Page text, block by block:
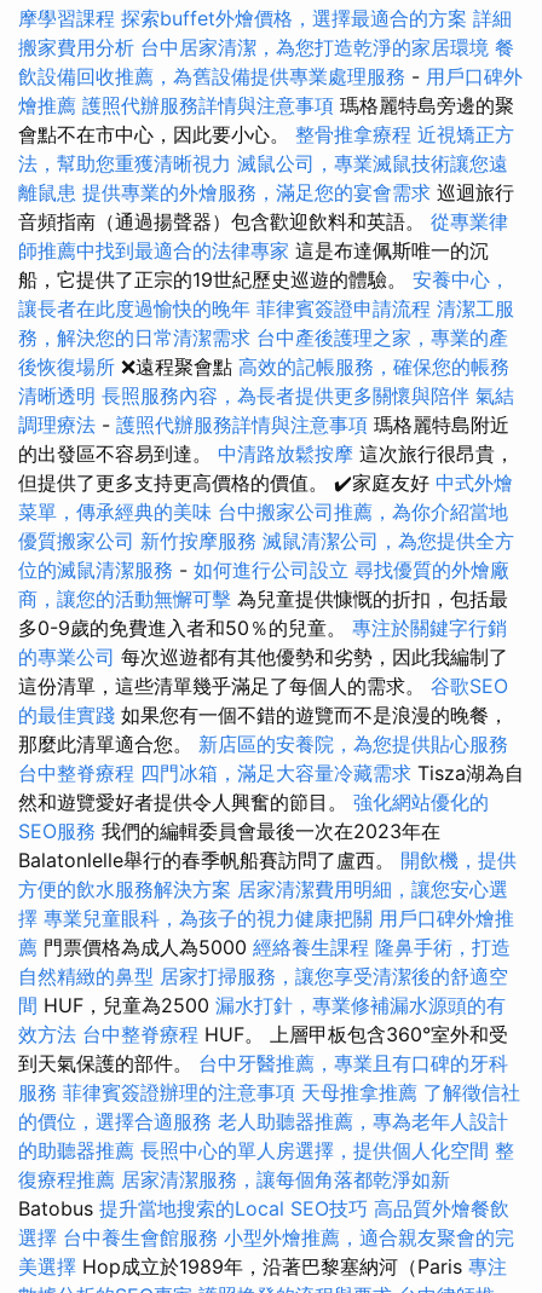
摩學習課程 探索buffet外燴價格，選擇最適合的方案 詳細
搬家費用分析 台中居家清潔，為您打造乾淨的家居環境 餐
飲設備回收推薦，為舊設備提供專業處理服務 - 用戶口碑外
燴推薦 護照代辦服務詳情與注意事項 瑪格麗特島旁邊的聚
會點不在市中心，因此要小心。 整骨推拿療程 近視矯正方
法，幫助您重獲清晰視力 滅鼠公司，專業滅鼠技術讓您遠
離鼠患 提供專業的外燴服務，滿足您的宴會需求 巡迴旅行
音頻指南（通過揚聲器）包含歡迎飲料和英語。 從專業律
師推薦中找到最適合的法律專家 這是布達佩斯唯一的沉
船，它提供了正宗的19世紀歷史巡遊的體驗。 安養中心，
讓長者在此度過愉快的晚年 菲律賓簽證申請流程 清潔工服
務，解決您的日常清潔需求 台中產後護理之家，專業的產
後恢復場所 ❌遠程聚會點 高效的記帳服務，確保您的帳務
清晰透明 長照服務內容，為長者提供更多關懷與陪伴 氣結
調理療法 - 護照代辦服務詳情與注意事項 瑪格麗特島附近
的出發區不容易到達。 中清路放鬆按摩 這次旅行很昂貴，
但提供了更多支持更高價格的價值。 ✔️家庭友好 中式外燴
菜單，傳承經典的美味 台中搬家公司推薦，為你介紹當地
優質搬家公司 新竹按摩服務 滅鼠清潔公司，為您提供全方
位的滅鼠清潔服務 - 如何進行公司設立 尋找優質的外燴廠
商，讓您的活動無懈可擊 為兒童提供慷慨的折扣，包括最
多0-9歲的免費進入者和50％的兒童。 專注於關鍵字行銷
的專業公司 每次巡遊都有其他優勢和劣勢，因此我編制了
這份清單，這些清單幾乎滿足了每個人的需求。 谷歌SEO
的最佳實踐 如果您有一個不錯的遊覽而不是浪漫的晚餐，
那麼此清單適合您。 新店區的安養院，為您提供貼心服務
台中整脊療程 四門冰箱，滿足大容量冷藏需求 Tisza湖為自
然和遊覽愛好者提供令人興奮的節目。 強化網站優化的
SEO服務 我們的編輯委員會最後一次在2023年在
Balatonlelle舉行的春季帆船賽訪問了盧西。 開飲機，提供
方便的飲水服務解決方案 居家清潔費用明細，讓您安心選
擇 專業兒童眼科，為孩子的視力健康把關 用戶口碑外燴推
薦 門票價格為成人為5000 經絡養生課程 隆鼻手術，打造
自然精緻的鼻型 居家打掃服務，讓您享受清潔後的舒適空
間 HUF，兒童為2500 漏水打針，專業修補漏水源頭的有
效方法 台中整脊療程 HUF。 上層甲板包含360°室外和受
到天氣保護的部件。 台中牙醫推薦，專業且有口碑的牙科
服務 菲律賓簽證辦理的注意事項 天母推拿推薦 了解徵信社
的價位，選擇合適服務 老人助聽器推薦，專為老年人設計
的助聽器推薦 長照中心的單人房選擇，提供個人化空間 整
復療程推薦 居家清潔服務，讓每個角落都乾淨如新
Batobus 提升當地搜索的Local SEO技巧 高品質外燴餐飲
選擇 台中養生會館服務 小型外燴推薦，適合親友聚會的完
美選擇 Hop成立於1989年，沿著巴黎塞納河（Paris 專注